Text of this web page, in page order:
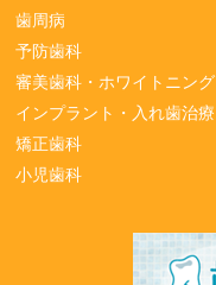
歯周病
予防歯科
審美歯科・ホワイトニング
インプラント・入れ歯治療
矯正歯科
小児歯科